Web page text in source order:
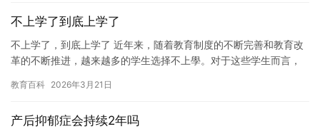
不上学了到底上学了
不上学了，到底上学了 近年来，随着教育制度的不断完善和教育改
革的不断推进，越来越多的学生选择不上學。对于这些学生而言，
绩不…
教育百科 2026年3月21日
产后抑郁症会持续2年吗